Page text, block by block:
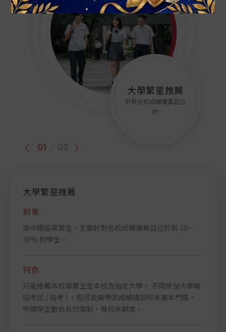
MAR
榮譽榜
115年化學系傑出系友
2026
114學年度下學期_書報討論進度表
114學年度下學期_書報討論進度表
01
1970
JAN
01
恭賀本系謝伊婷教授榮獲東吳大學特聘教授殊
01
本系江建緯老師榮獲國科會「優秀年輕學者研
究計畫」
【熱烈恭賀！本系江建緯老師榮獲國科會「優秀年輕學者
大學繁星推薦
對象
高中應屆畢業生，主要針對在校成績優異且位於前 20–
30% 的學生。
特色
只能推薦本校畢業生至本校及指定大學。 不用參加大學聯
招考試 ( 指考 ) ，但可能需學測成績達到校系基本門檻。
申請學生數依各校限制，每校有額度。
大學申請入學
對象
高中應屆畢業生
選填志願校系，依「學測成績 + 書面審查 + 面試」錄取
強調學生的多元表現（學業成績、專題研究、社團活動、
競賽獎項）
每位學生可選填 6–8 個校系志願（視年度規定）
分科測驗
對象
高中應屆畢業生
考科：國文、英文、數學、自然（化學、物理、生物、地
科選考）
化學系通常以自然科為主（化學必考）
分發方式：依指考總分及志願序分發
大學繁星推薦
針對在校成績優異且位
於
大學申請入學
分科測驗
未透過繁星或申請入學
錄取的學生
01